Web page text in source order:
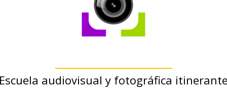
audiovisual y fotográfica